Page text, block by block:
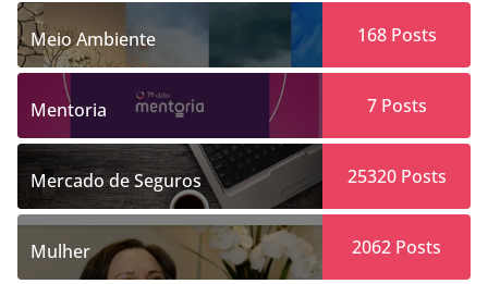
Meio Ambiente 168Posts
Mentoria 7Posts
Mercado de Seguros 25320Posts
Mulher 2062 Posts